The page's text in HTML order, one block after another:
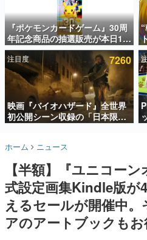
アプリセール情報
インタビュー
連載・特集一覧
殿堂入り記事
SNS拡散数が数千以上
ど。多くの人々に読ま
事をまとめました。
名作ゲームクリエイタ
きます。
赫本
この物語を解いてはい
の形をした短編ホラー
『ポケモンカードゲーム』30周
年記念商品の抽選販売が本日12
時より開始。拡張パック「30th
CELEBRATION」のボックス
に、「プレミアムデッキセット
エーフィ・ブラッキー」
「FUTURISTIC BOX」の計3商
品
注目度 7260
映画『バイオハザード』全世界
初公開シーン収録の「日本限
定」予告映像が解禁。バイオの
「ラクーンシティ総合病院」へ
行く配達人の姿が披露
ホーム ニュース
【半額】『ユニコー
式設定画集Kindle版
えるセールが開催中
アのアートブックもお